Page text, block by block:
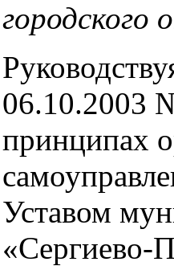
06.10.2003
принципах
Уставом
«Сергиево-